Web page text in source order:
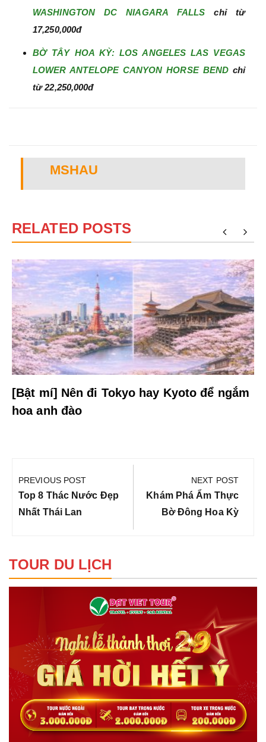
WASHINGTON DC NIAGARA FALLS chỉ từ
17,250,000đ
BỜ TÂY HOA KỲ: LOS ANGELES LAS VEGAS
LOWER ANTELOPE CANYON HORSE BENDchỉ
từ 22,250,000đ
MSHAU
RELATED POSTS
[Bật mí] Nên đi Tokyo hay Kyoto để ngắm
hoa anh đào
hướng
bài
viết
PREVIOUS POST
Previous
Post:
Top 8 Thác Nước Đẹp
Nhất Thái Lan
NEXT POST
Next
Post:
Khám Phá Ẩm Thực
Bờ Đông Hoa Kỳ
TOUR DU LỊCH